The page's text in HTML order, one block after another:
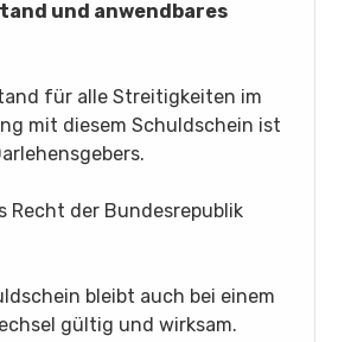
und anwendbares
für alle Streitigkeiten im
mit diesem Schuldschein ist
Recht der Bundesrepublik
bleibt auch bei einem
gültig und wirksam.